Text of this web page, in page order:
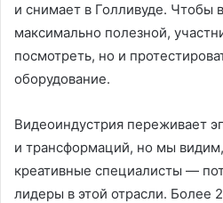
и снимает в Голливуде. Чтобы
максимально полезной,
посмотреть, но и
оборудование.
Видеоиндустрия переживает
и трансформаций, но мы
креативные специалисты —
лидеры в этой отрасли. Более